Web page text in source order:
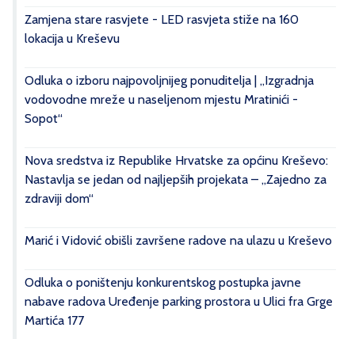
Zamjena stare rasvjete - LED rasvjeta stiže na 160
lokacija u Kreševu
Odluka o izboru najpovoljnijeg ponuditelja | „Izgradnja
vodovodne mreže u naseljenom mjestu Mratinići -
Sopot“
Nova sredstva iz Republike Hrvatske za općinu Kreševo:
Nastavlja se jedan od najljepših projekata – „Zajedno za
zdraviji dom“
Marić i Vidović obišli završene radove na ulazu u Kreševo
Odluka o poništenju konkurentskog postupka javne
nabave radova Uređenje parking prostora u Ulici fra Grge
Martića 177